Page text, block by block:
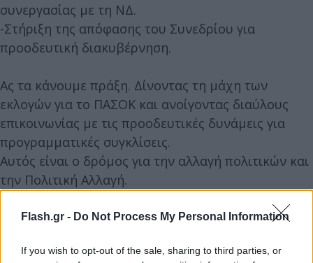
Flash.gr - Do Not Process My Personal Information
If you wish to opt-out of the sale, sharing to third parties, or
συνεργασίας με τη ΝΔ.
-Στήριξη της απόφασης του Συνεδρίου για
προοδευτική διακυβέρνηση.
Ας τα κάνουμε πράξη. Δίνοντας τη μάχη των
εκλογών για το ΠΑΣΟΚ και ανοίγοντας διαύλους
επικοινωνίας με τις προοδευτικές δυνάμεις για
προγραμματικές συγκλίσεις.
Αυτός είναι ο δρόμος για την αλλαγή πολιτικών και
την Πολιτική Αλλαγή.